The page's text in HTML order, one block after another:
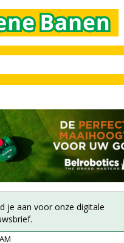
je aan voor onze digitale